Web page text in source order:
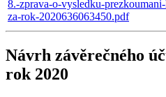
8.-zprava-o-vysledku-
za-rok-2020636063450.pdf
Návrh závěrečného
rok 2020